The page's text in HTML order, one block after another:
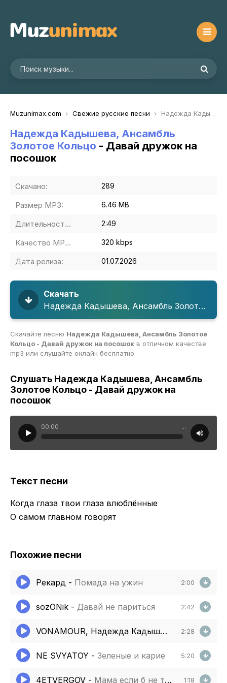
Muzunimax.com Свежие русские песни Надежда Кадышева, Ансамбль Золотое Кольцо - Давай дружок на посошок
Надежда Кадышева, Ансамбль
Золотое Кольцо - Давай дружок на
посошок
Скачано: 289
Размер MP3: 6.46 MB
Длительность MP3: 2:49
Качество MP3: 320 kbps
Дата релиза: 01.07.2026
Скачать
Надежда Кадышева, Ансамбль Золотое Кольцо - Давай дружок на посошок
Скачайте песню Надежда Кадышева, Ансамбль Золотое
Кольцо - Давай дружок на посошок в отличном качестве
mp3 или слушайте онлайн бесплатно
Слушать Надежда Кадышева, Ансамбль
Золотое Кольцо - Давай дружок на
посошок
00:00 ...
Текст песни
Когда глаза твои глаза влюблённые
О самом главном говорят
Похожие песни
Рекард - Помада на ужин 2:00
sozONik - Давай не париться 2:42
VONAMOUR, Надежда Кадышева -Широка
2:28
NE SVYATOY - Зеленые и карие 5:20
4ETVERGOV - Мама если б не твои глаза 1:18